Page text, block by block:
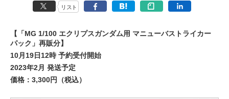
リスト
【「MG 1/100 エクリプスガンダム用 マニューバストライカー
パック」再販分】
10月19日12時 予約受付開始
2023年2月 発送予定
価格：3,300円（税込）